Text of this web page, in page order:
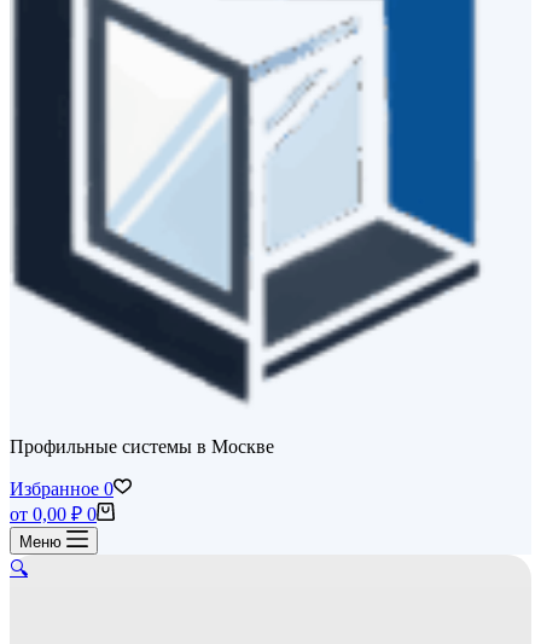
Профильные системы в Москве
Избранное 0
Корзина
от 0,00 ₽ 0
Меню
🔍